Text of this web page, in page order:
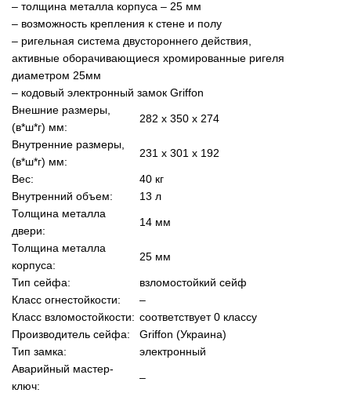
– толщина металла корпуса – 25 мм
– возможность крепления к стене и полу
– ригельная система двустороннего действия,
активные оборачивающиеся хромированные ригеля
диаметром 25мм
– кодовый электронный замок Griffon
Внешние размеры,
(в*ш*г) мм:
282 x 350 x 274
Внутренние размеры,
(в*ш*г) мм:
231 x 301 x 192
Вес:
40 кг
Внутренний объем:
13 л
Толщина металла
двери:
14 мм
Толщина металла
корпуса:
25 мм
Тип сейфа:
взломостойкий сейф
Класс огнестойкости:
–
Класс взломостойкости: соответствует 0 классу
Производитель сейфа:
Griffon (Украина)
Тип замка:
электронный
Аварийный мастер-
ключ:
–